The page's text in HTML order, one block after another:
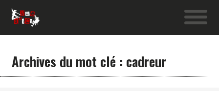
Archives du mot clé : cadreur